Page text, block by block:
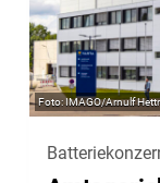
IMAGO/Arnulf